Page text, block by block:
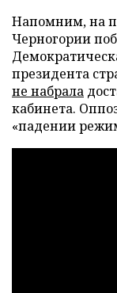
Напомним, на
Черногории
президента
не набрала
кабинета.
«падении